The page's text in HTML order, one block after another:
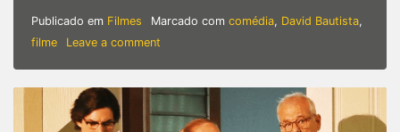
Publicado em Filmes Marcado com comédia, David Bautista,
filme
Leave a comment
Spy
|
Bautista